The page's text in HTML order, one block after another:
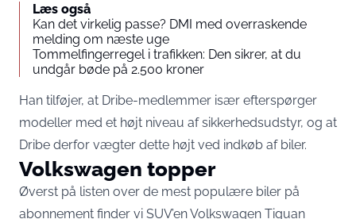
Læs også
Kan det virkelig passe? DMI med overraskende
melding om næste uge
Tommelfingerregel i trafikken: Den sikrer, at du
undgår bøde på 2.500 kroner
Han tilføjer, at Dribe-medlemmer især efterspørger
modeller med et højt niveau af sikkerhedsudstyr, og at
Dribe derfor vægter dette højt ved indkøb af biler.
Volkswagen topper
Øverst på listen over de mest populære biler på
abonnement finder vi SUV’en Volkswagen Tiguan